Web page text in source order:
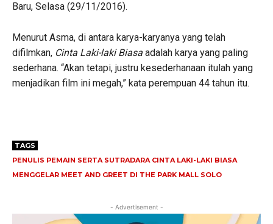
Baru, Selasa (29/11/2016).
Menurut Asma, di antara karya-karyanya yang telah
difilmkan, Cinta Laki-laki Biasa adalah karya yang paling
sederhana. “Akan tetapi, justru kesederhanaan itulah yang
menjadikan film ini megah,” kata perempuan 44 tahun itu.
TAGS
PENULIS PEMAIN SERTA SUTRADARA CINTA LAKI-LAKI BIASA
MENGGELAR MEET AND GREET DI THE PARK MALL SOLO
- Advertisement -